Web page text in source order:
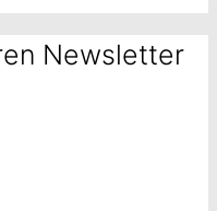
Newsletter